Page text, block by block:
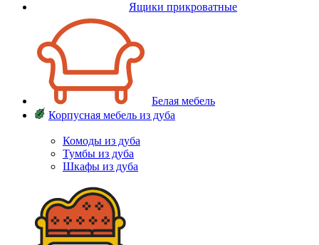
Ящики прикроватные
Белая мебель
Корпусная мебель из дуба
Комоды из дуба
Тумбы из дуба
Шкафы из дуба